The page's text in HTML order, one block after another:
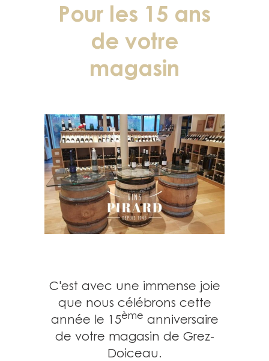
Pour les 15 ans
de votre
magasin
C'est avec une immense joie
que nous célébrons cette
année le 15ème anniversaire
de votre magasin de Grez-
Doiceau.